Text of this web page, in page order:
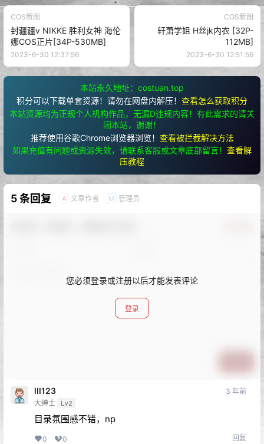
COS新图
封疆疆v NIKKE 胜利女神 海伦
娜COS正片[34P-530MB]
2023-6-30 12:37:56
COS新图
轩萧学姐 H丝jk内衣 [32P-
112MB]
2023-6-30 12:51:56
本站永久地址：costuan.top
积分可以下载单套资源！请勿在网盘内解压！ 查看怎么获取积分
本站资源均为正规个人机构作品，无漏D违规内容！有此需求的请关
闭本站，谢谢！
推荐使用谷歌Chrome浏览器浏览！ 查看被拦截解决方法
如果充值有问题或资源失效，请联系客服或文章底部留言！ 查看解
压教程
5 条回复 A 文章作者 M 管理员
您必须登录或注册以后才能发表评论
登录
lll123
大绅士 Lv2
3 年前
目录氛围感不错，np
0 0 回复